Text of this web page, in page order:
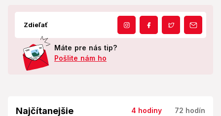
Zdieľať
Máte pre nás tip?
Pošlite nám ho
Najčítanejšie 4 hodiny 72 hodín